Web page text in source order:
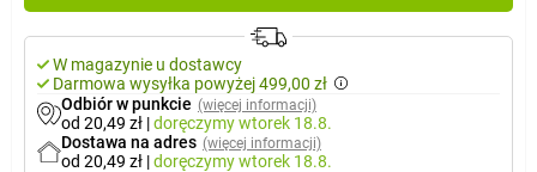
W magazynie u dostawcy
Darmowa wysyłka powyżej 499,00 zł
Odbiór w punkcie (więcej informacji)
od 20,49 zł |doręczymywtorek 18.8.
Dostawa na adres (więcej informacji)
od 20,49 zł |doręczymywtorek 18.8.